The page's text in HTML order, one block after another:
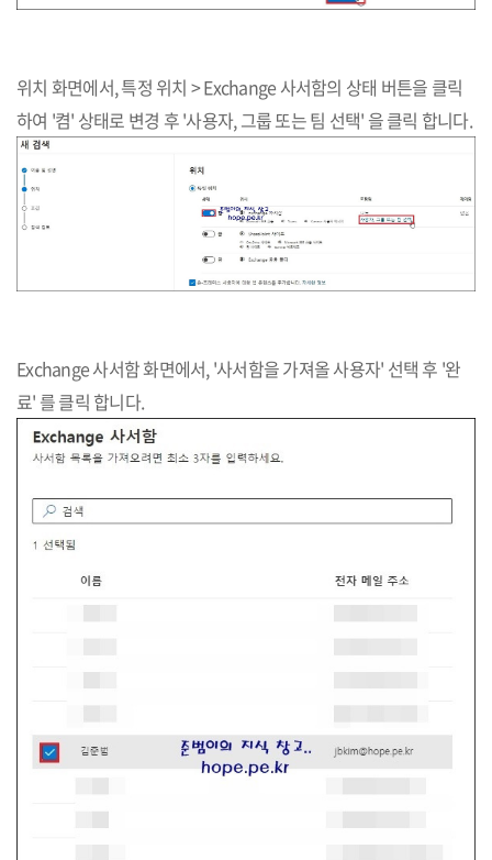
위치 화면에서, 특정 위치 > Exchange 사서함의 상태 버튼을 클릭
하여 '켬' 상태로 변경 후 '사용자, 그룹 또는 팀 선택' 을 클릭 합니다.
Exchange 사서함 화면에서, '사서함을 가져올 사용자' 선택 후 '완
료' 를 클릭 합니다.